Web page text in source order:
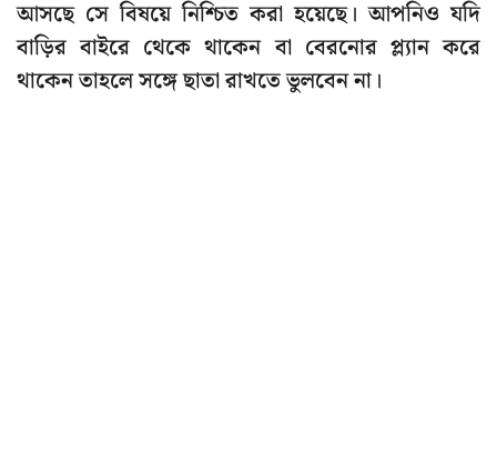
আসছে সে বিষয়ে নিশ্চিত করা হয়েছে। আপনিও যদি
বাড়ির বাইরে থেকে থাকেন বা বেরনোর প্ল্যান করে
থাকেন তাহলে সঙ্গে ছাতা রাখতে ভুলবেন না।